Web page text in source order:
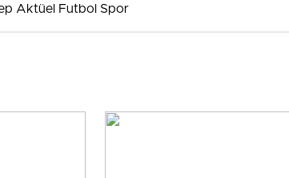
Aktüel Futbol Spor